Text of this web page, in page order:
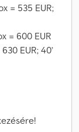
= 535 EUR;
= 600 EUR
EUR; 40’